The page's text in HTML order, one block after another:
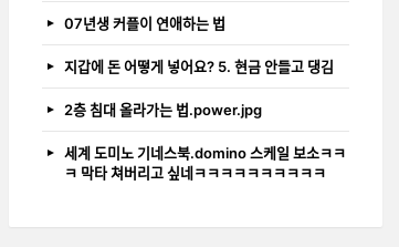
07년생 커플이 연애하는 법
지갑에 돈 어떻게 넣어요? 5. 현금 안들고 댕김
2층 침대 올라가는 법.power.jpg
세계 도미노 기네스북.domino 스케일 보소ㅋㅋ
ㅋ 막타 쳐버리고 싶네ㅋㅋㅋㅋㅋㅋㅋㅋㅋㅋ